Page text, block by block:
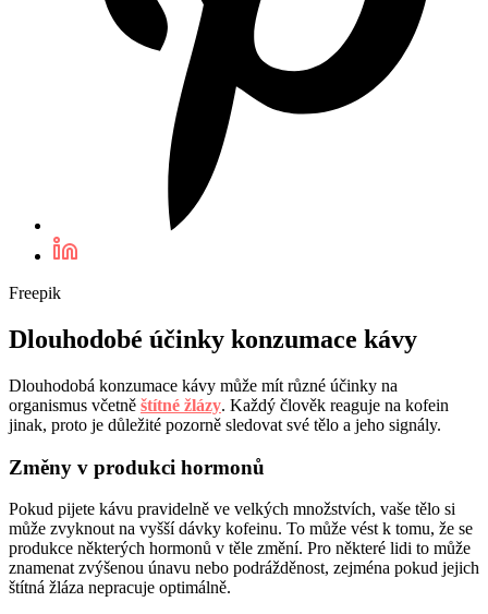
Freepik
Dlouhodobé účinky konzumace kávy
Dlouhodobá konzumace kávy může mít různé účinky na
organismus včetně štítné žlázy. Každý člověk reaguje na kofein
jinak, proto je důležité pozorně sledovat své tělo a jeho signály.
Změny v produkci hormonů
Pokud pijete kávu pravidelně ve velkých množstvích, vaše tělo si
může zvyknout na vyšší dávky kofeinu. To může vést k tomu, že se
produkce některých hormonů v těle změní. Pro některé lidi to může
znamenat zvýšenou únavu nebo podrážděnost, zejména pokud jejich
štítná žláza nepracuje optimálně.